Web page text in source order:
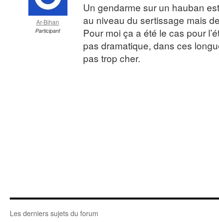
Ar-Bihan
Participant
Un gendarme sur un hauban
au niveau du sertissage mais
Pour moi ça a été le cas pour
pas dramatique, dans ces
pas trop cher.
Les derniers sujets du forum